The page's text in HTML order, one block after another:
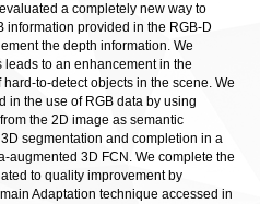
a completely new way to
information provided in the RGB-D
the depth information. We
leads to an enhancement in the
to-detect objects in the scene. We
in the use of RGB data by using
the 2D image as semantic
segmentation and completion in a
augmented 3D FCN. We complete the
to quality improvement by
Adaptation technique accessed in